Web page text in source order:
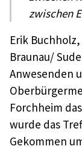
zwischen
Erik
Braunau/
Anwesenden
Forchheim
wurde das
Gekommen